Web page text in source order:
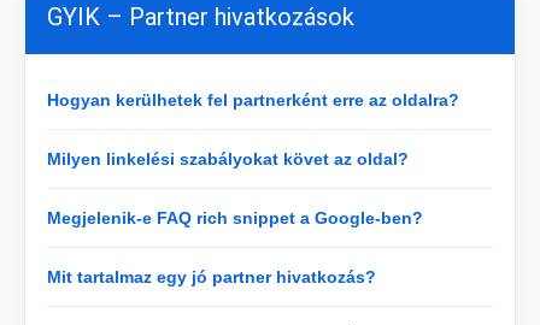
GYIK – Partner hivatkozások
Hogyan kerülhetek fel partnerként erre az oldalra?
Milyen linkelési szabályokat követ az oldal?
Megjelenik-e FAQ rich snippet a Google-ben?
Mit tartalmaz egy jó partner hivatkozás?